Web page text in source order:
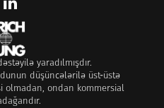
yaradılmışdır.
düşüncələrilə üst-üstə
olmadan, ondan kommersial